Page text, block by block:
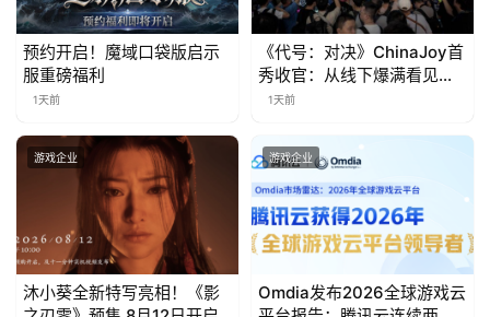
7
月
3
0
日
茶
对
预约开启！魔域口袋版启示
服重磅福利
1天前
《代号：对决》ChinaJoy首
秀收官：从线下爆满看见玩
家的真实期待
1天前
游戏企业
沐小葵全新特写亮相！《影
游戏企业
Omdia发布2026全球游戏云